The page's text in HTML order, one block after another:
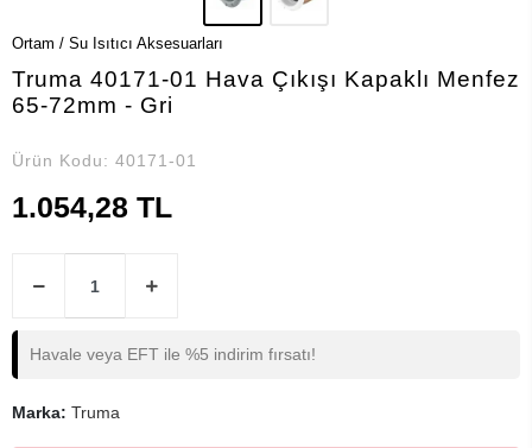
Ortam / Su Isıtıcı Aksesuarları
Truma 40171-01 Hava Çıkışı Kapaklı Menfez
65-72mm - Gri
Ürün Kodu: 40171-01
1.054,28 TL
Havale veya EFT ile %5 indirim fırsatı!
Marka: Truma